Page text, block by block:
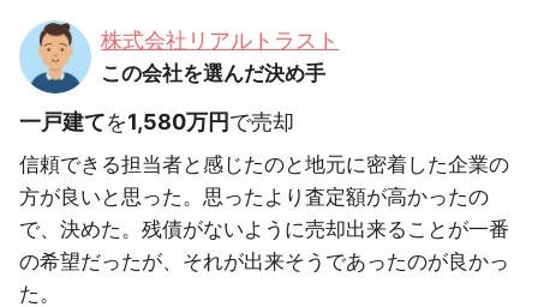
株式会社リアルトラスト
この会社を選んだ決め手
一戸建てを1,580万円で売却
信頼できる担当者と感じたのと地元に密着した企業の
方が良いと思った。思ったより査定額が高かったの
で、決めた。残債がないように売却出来ることが一番
の希望だったが、それが出来そうであったのが良かっ
た。